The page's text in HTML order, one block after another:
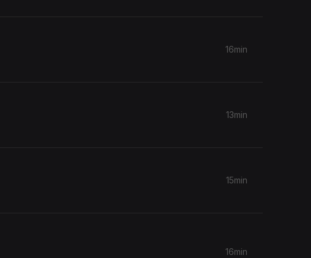
16min
13min
15min
16min